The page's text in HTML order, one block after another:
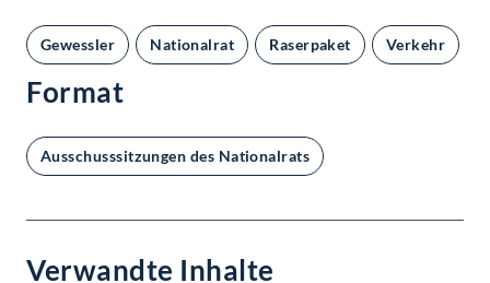
Gewessler Nationalrat Raserpaket Verkehr
Format
Ausschusssitzungen des Nationalrats
Verwandte Inhalte